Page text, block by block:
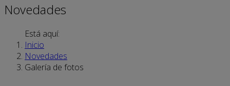
Novedades
Está aquí:
Inicio
Novedades
Galería de fotos